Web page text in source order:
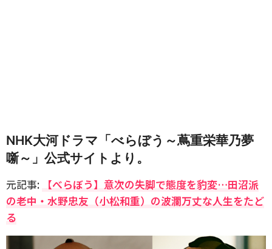
NHK大河ドラマ「べらぼう～蔦重栄華乃夢
噺～」公式サイトより。
元記事: 【べらぼう】意次の失脚で態度を豹変…田沼派
の老中・水野忠友（小松和重）の波瀾万丈な人生をたど
る